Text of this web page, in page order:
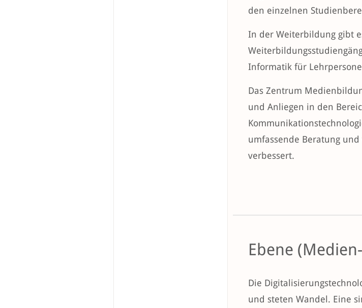
den einzelnen
In der Weiterbildung gibt
Informatik für
Das Zentrum
und Anliegen in den
umfassende Beratung
verbessert.
Ebene
Die
und steten Wandel. Eine